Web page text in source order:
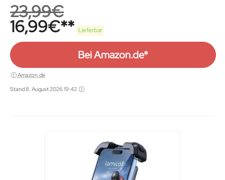
23,99€
16,99€ Lieferbar
Bei Amazon.de*
Amazon.de
Stand 8. August 2026 19:42